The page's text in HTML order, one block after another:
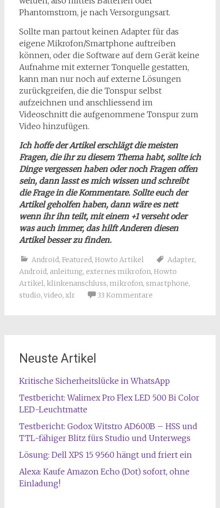
Phantomstrom, je nach Versorgungsart.
Sollte man partout keinen Adapter für das
eigene Mikrofon/Smartphone auftreiben
können, oder die Software auf dem Gerät keine
Aufnahme mit externer Tonquelle gestatten,
kann man nur noch auf externe Lösungen
zurückgreifen, die die Tonspur selbst
aufzeichnen und anschliessend im
Videoschnitt die aufgenommene Tonspur zum
Video hinzufügen.
Ich hoffe der Artikel erschlägt die meisten
Fragen, die ihr zu diesem Thema habt, sollte ich
Dinge vergessen haben oder noch Fragen offen
sein, dann lasst es mich wissen und schreibt
die Frage in die Kommentare. Sollte euch der
Artikel geholfen haben, dann wäre es nett
wenn ihr ihn teilt, mit einem +1 verseht oder
was auch immer, das hilft Anderen diesen
Artikel besser zu finden.
Android, Featured, Howto Artikel Adapter,
Android, anleitung, externes mikrofon, Howto
Artikel, klinkenanschluss, mikrofon, smartphone,
studio, video, xlr 33 Kommentare
Neuste Artikel
Kritische Sicherheitslücke in WhatsApp
Testbericht: Walimex Pro Flex LED 500 Bi Color
LED-Leuchtmatte
Testbericht: Godox Witstro AD600B – HSS und
TTL-fähiger Blitz fürs Studio und Unterwegs
Lösung: Dell XPS 15 9560 hängt und friert ein
Alexa: Kaufe Amazon Echo (Dot) sofort, ohne
Einladung!